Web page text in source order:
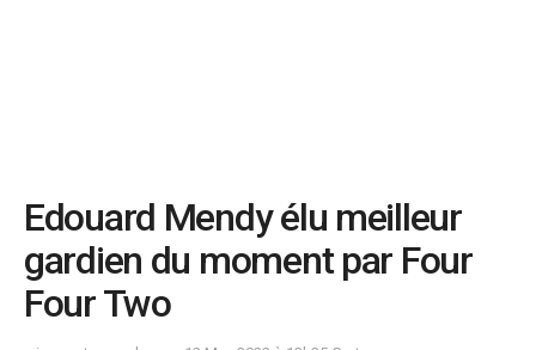
Edouard Mendy élu meilleur
gardien du moment par Four
Four Two